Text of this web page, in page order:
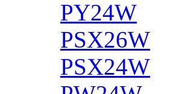
PY24W
PSX26W
PSX24W